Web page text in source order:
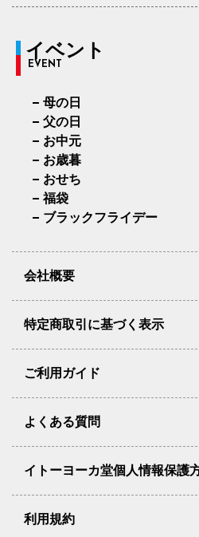
イベント
EVENT
母の日
父の日
お中元
お歳暮
おせち
福袋
ブラックフライデー
会社概要
特定商取引に基づく表示
ご利用ガイド
よくある質問
イトーヨーカ堂個人情報保護
利用規約